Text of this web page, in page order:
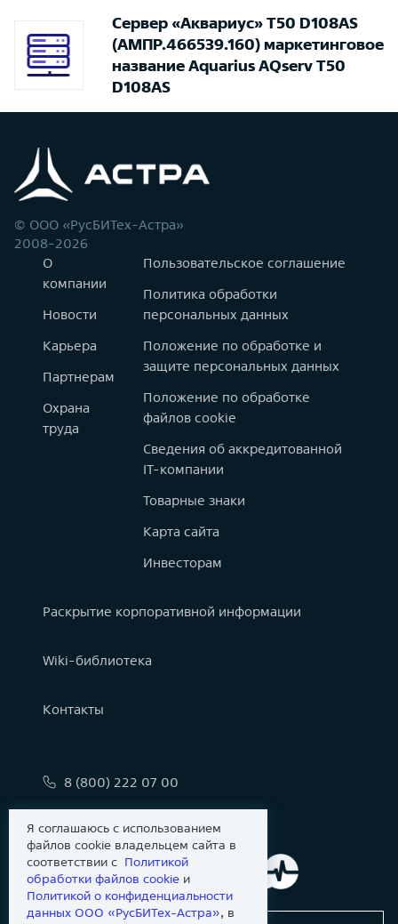
Сервер «Аквариус» T50 D108AS
(АМПР.466539.160) маркетинговое
название Aquarius AQserv T50
D108AS
© ООО «РусБИТех-Астра»
2008-2026
О
компании
Новости
Карьера
Партнерам
Охрана
труда
Пользовательское соглашение
Политика обработки
персональных данных
Положение по обработке и
защите персональных данных
Положение по обработке
файлов cookie
Сведения об аккредитованной
IT-компании
Товарные знаки
Карта сайта
Инвесторам
Раскрытие корпоративной информации
Wiki-библиотека
Контакты
8 (800) 222 07 00
Я соглашаюсь с использованием
файлов cookie владельцем сайта в
соответствии с Политикой
обработки файлов сookie и
Политикой о конфиденциальности
данных ООО «РусБИТех-Астра», в